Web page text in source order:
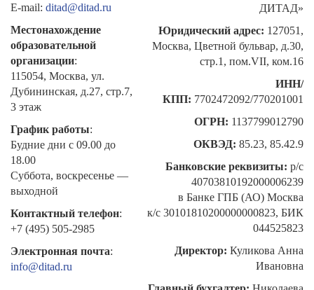
E-mail: ditad@ditad.ru
Местонахождение
образовательной
организации:
115054, Москва, ул.
Дубининская, д.27, стр.7,
3 этаж
График работы:
Будние дни с 09.00 до
18.00
Суббота, воскресенье —
выходной
Контактный телефон:
+7 (495) 505-2985
Электронная почта:
info@ditad.ru
ДИТАД»
Юридический адрес: 127051,
Москва, Цветной бульвар, д.30,
стр.1, пом.VII, ком.16
ИНН/
КПП: 7702472092/770201001
ОГРН: 1137799012790
ОКВЭД: 85.23, 85.42.9
Банковские реквизиты: р/с
40703810192000006239
в Банке ГПБ (АО) Москва
к/c 30101810200000000823, БИК
044525823
Директор: Куликова Анна
Ивановна